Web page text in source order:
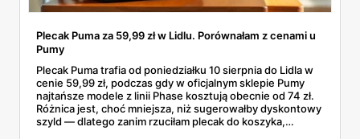
Plecak Puma za 59,99 zł w Lidlu. Porównałam z cenami u
Pumy
Plecak Puma trafia od poniedziałku 10 sierpnia do Lidla w
cenie 59,99 zł, podczas gdy w oficjalnym sklepie Pumy
najtańsze modele z linii Phase kosztują obecnie od 74 zł.
Różnica jest, choć mniejsza, niż sugerowałby dyskontowy
szyld — dlatego zanim rzuciłam plecak do koszyka,